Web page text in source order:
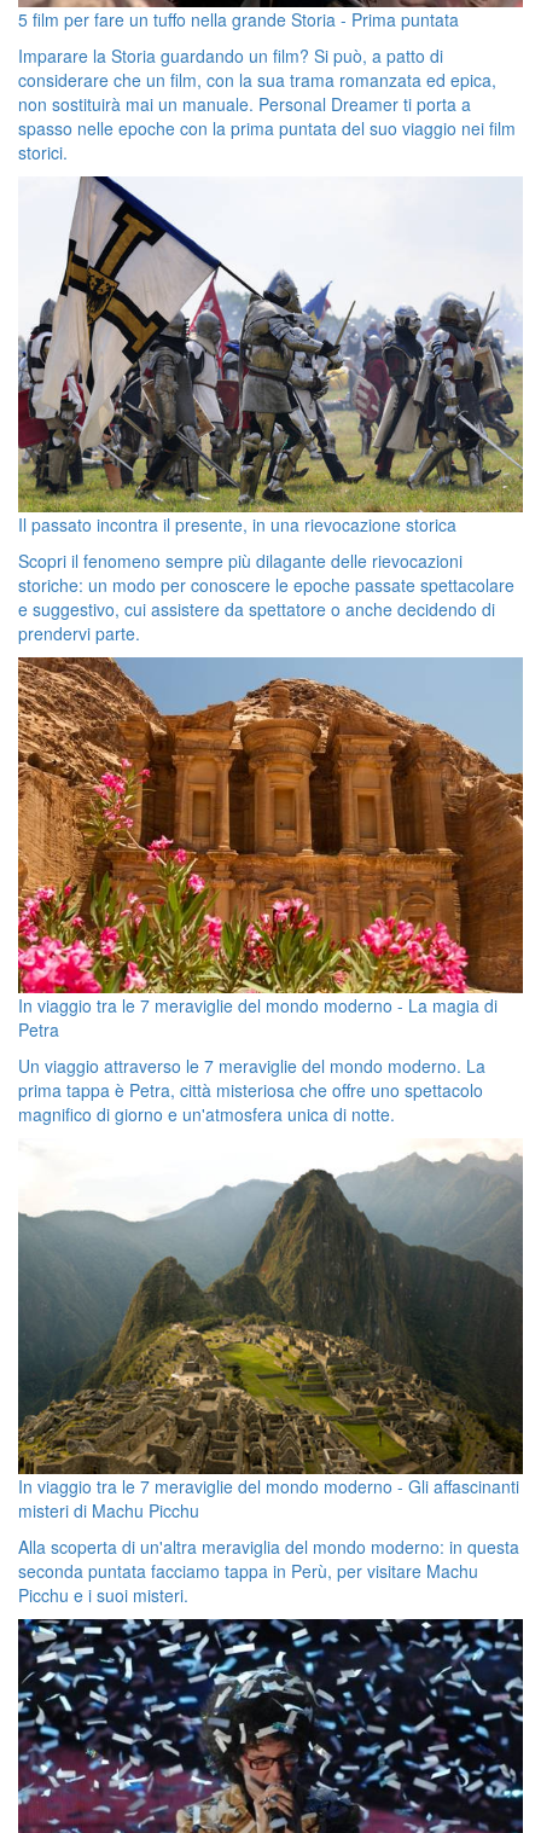
5 film per fare un tuffo nella grande Storia - Prima puntata
Imparare la Storia guardando un film? Si può, a patto di
considerare che un film, con la sua trama romanzata ed epica,
non sostituirà mai un manuale. Personal Dreamer ti porta a
spasso nelle epoche con la prima puntata del suo viaggio nei film
storici.
Il passato incontra il presente, in una rievocazione storica
Scopri il fenomeno sempre più dilagante delle rievocazioni
storiche: un modo per conoscere le epoche passate spettacolare
e suggestivo, cui assistere da spettatore o anche decidendo di
prendervi parte.
In viaggio tra le 7 meraviglie del mondo moderno - La magia di
Petra
Un viaggio attraverso le 7 meraviglie del mondo moderno. La
prima tappa è Petra, città misteriosa che offre uno spettacolo
magnifico di giorno e un'atmosfera unica di notte.
In viaggio tra le 7 meraviglie del mondo moderno - Gli affascinanti
misteri di Machu Picchu
Alla scoperta di un'altra meraviglia del mondo moderno: in questa
seconda puntata facciamo tappa in Perù, per visitare Machu
Picchu e i suoi misteri.